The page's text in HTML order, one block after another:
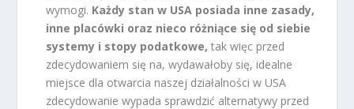
wymogi. Każdy stan w USA posiada inne zasady,
inne placówki oraz nieco różniące się od siebie
systemy i stopy podatkowe, tak więc przed
zdecydowaniem się na, wydawałoby się, idealne
miejsce dla otwarcia naszej działalności w USA
zdecydowanie wypada sprawdzić alternatywy przed